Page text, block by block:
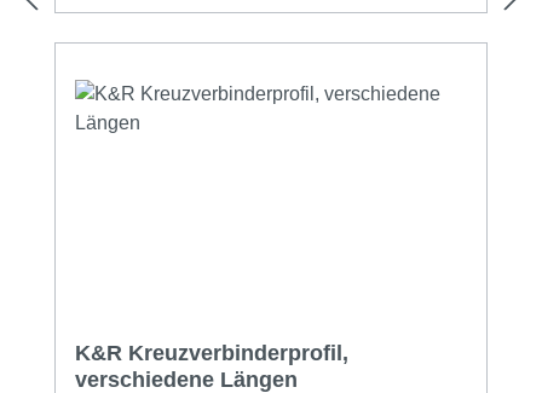
K&R Kreuzverbinderprofil,
verschiedene Längen